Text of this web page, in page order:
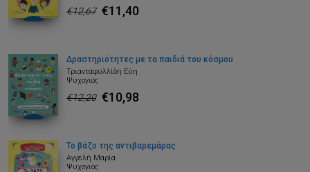
€12,67 €11,40
Δραστηριότητες με τα παιδιά του κόσμου
Τριανταφυλλίδη Εύη
Ψυχογιός
€12,20 €10,98
Το βάζο της αντιβαρεμάρας
Αγγελή Μαρία
Ψυχογιός